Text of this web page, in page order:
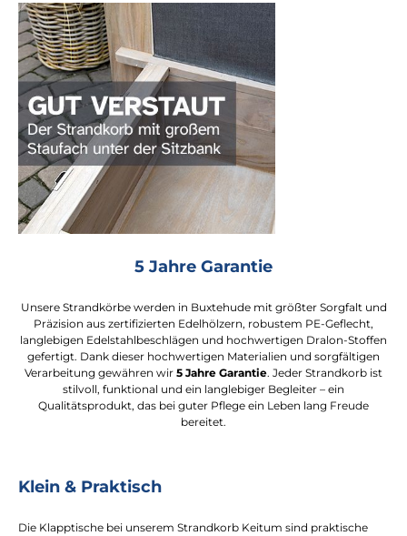
5 Jahre Garantie
Unsere Strandkörbe werden in Buxtehude mit größter Sorgfalt und
Präzision aus zertifizierten Edelhölzern, robustem PE-Geflecht,
langlebigen Edelstahlbeschlägen und hochwertigen Dralon-Stoffen
gefertigt. Dank dieser hochwertigen Materialien und sorgfältigen
Verarbeitung gewähren wir 5 Jahre Garantie. Jeder Strandkorb ist
stilvoll, funktional und ein langlebiger Begleiter – ein
Qualitätsprodukt, das bei guter Pflege ein Leben lang Freude
bereitet.
Klein & Praktisch
Die Klapptische bei unserem Strandkorb Keitum sind praktische